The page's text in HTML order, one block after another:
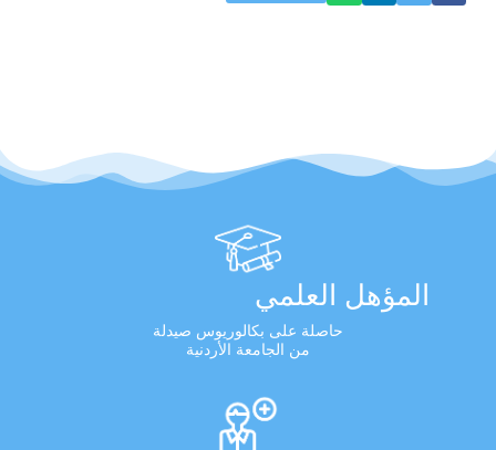
المؤهل العلمي
حاصلة على بكالوريوس صيدلة
من الجامعة الأردنية